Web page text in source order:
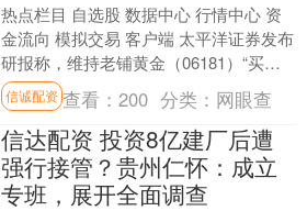
热点栏目 自选股 数据中心 行情中心 资
金流向 模拟交易 客户端 太平洋证券发布
研报称，维持老铺黄金（06181）“买
入”评级，按照2026年业绩给20倍PE，....
信诚配资 查看：200 分类： 网眼查
信达配资 投资8亿建厂后遭
强行接管？贵州仁怀：成立
专班，展开全面调查